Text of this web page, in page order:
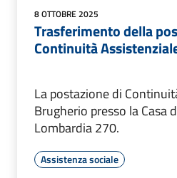
8 OTTOBRE 2025
Trasferimento della
Continuità
La postazione di
Brugherio presso la Casa
Lombardia 270.
Assistenza sociale